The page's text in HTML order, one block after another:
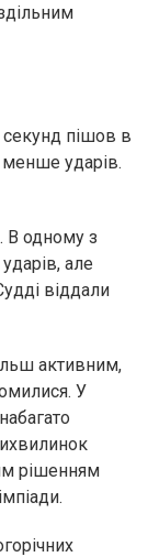
пішов в
менше ударів.
В одному з
але
віддали
активним,
У
рішенням